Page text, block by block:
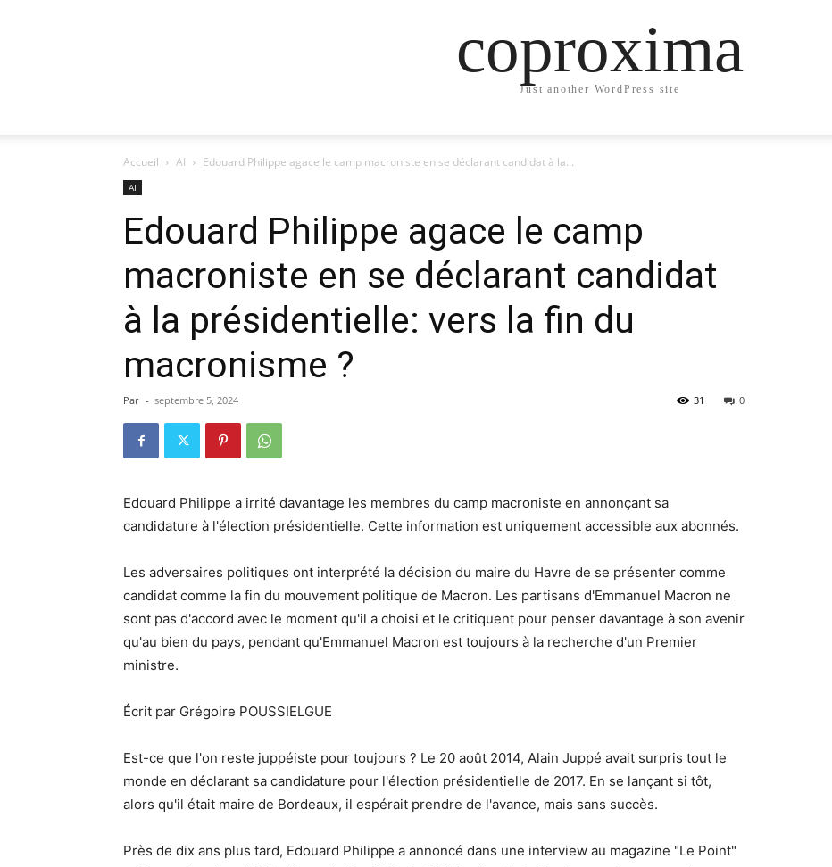
coproxima
Just another WordPress site
Accueil AI Edouard Philippe agace le camp macroniste en se déclarant candidat à la...
AI
Edouard Philippe agace le camp
macroniste en se déclarant candidat
à la présidentielle: vers la fin du
macronisme ?
Par - septembre 5, 2024 0
31
Edouard Philippe a irrité davantage les membres du camp macroniste en annonçant sa
candidature à l'élection présidentielle. Cette information est uniquement accessible aux abonnés.
Les adversaires politiques ont interprété la décision du maire du Havre de se présenter comme
candidat comme la fin du mouvement politique de Macron. Les partisans d'Emmanuel Macron ne
sont pas d'accord avec le moment qu'il a choisi et le critiquent pour penser davantage à son avenir
qu'au bien du pays, pendant qu'Emmanuel Macron est toujours à la recherche d'un Premier
ministre.
Écrit par Grégoire POUSSIELGUE
Est-ce que l'on reste juppéiste pour toujours ? Le 20 août 2014, Alain Juppé avait surpris tout le
monde en déclarant sa candidature pour l'élection présidentielle de 2017. En se lançant si tôt,
alors qu'il était maire de Bordeaux, il espérait prendre de l'avance, mais sans succès.
Près de dix ans plus tard, Edouard Philippe a annoncé dans une interview au magazine "Le Point"